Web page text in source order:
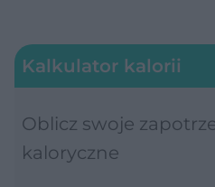
Kalkulator kalorii
Oblicz swoje
kaloryczne